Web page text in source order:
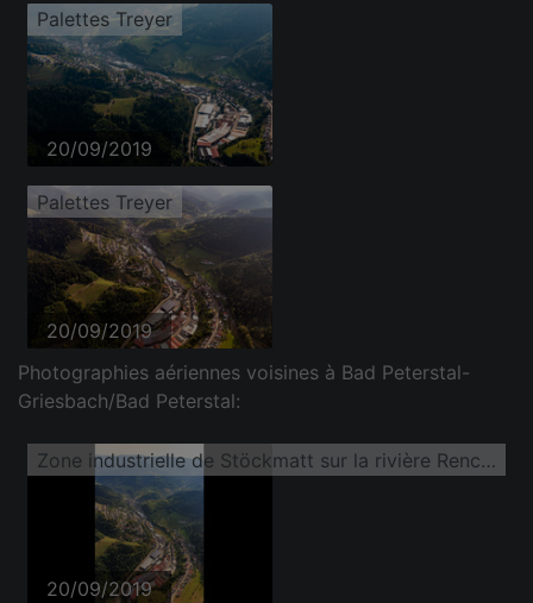
Palettes Treyer
20/09/2019
Palettes Treyer
20/09/2019
Photographies aériennes voisines à Bad Peterstal-
Griesbach/Bad Peterstal:
Zone industrielle de Stöckmatt sur la rivière Rench avec Treyer Paletten GmbH
20/09/2019